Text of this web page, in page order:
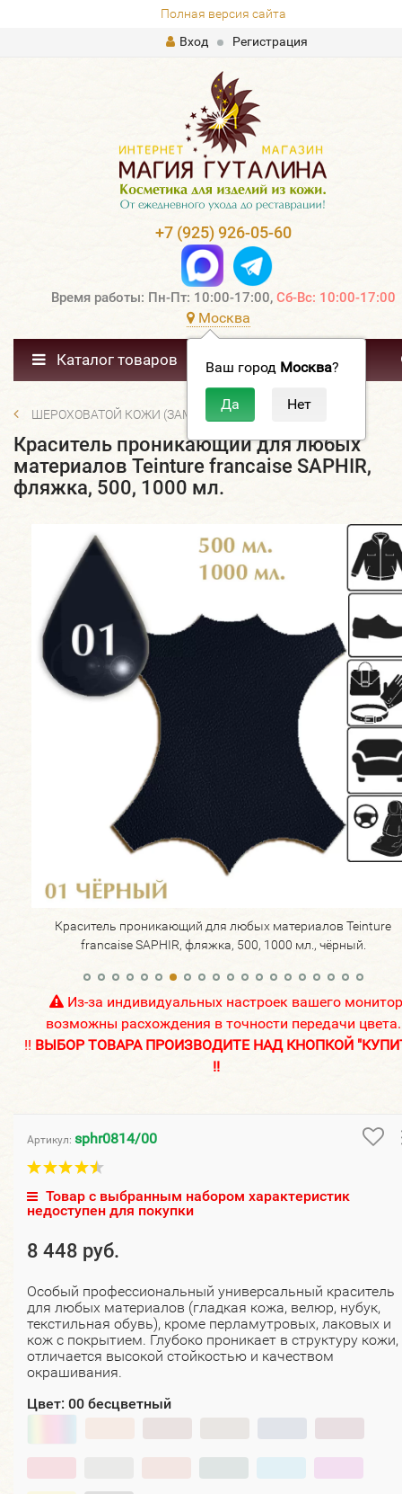
Полная версия сайта
Вход
Регистрация
+7 (925) 926-05-60
Время работы: Пн-Пт: 10:00-17:00, Сб-Вс: 10:00-17:00
Москва
Ваш город Москва?
Каталог товаров
ШЕРОХОВАТОЙ КОЖИ (ЗАМША, ВЕЛЮР, НУБУК)
Краситель проникающий для любых
материалов Teinture francaise SAPHIR,
фляжка, 500, 1000 мл.
Краситель проникающий для любых материалов Teinture
francaise SAPHIR, фляжка, 500, 1000 мл., чёрный.
Из-за индивидуальных настроек вашего
возможны расхождения в точности передачи цвета.
!! ВЫБОР ТОВАРА ПРОИЗВОДИТЕ НАД КНОПКОЙ
!!
Артикул: sphr0814/00
Товар с выбранным набором характеристик
недоступен для покупки
8 448 руб.
Особый профессиональный универсальный краситель
для любых материалов (гладкая кожа, велюр, нубук,
текстильная обувь), кроме перламутровых, лаковых и
кож с покрытием. Глубоко проникает в структуру кожи,
отличается высокой стойкостью и качеством
окрашивания.
Цвет: 00 бесцветный